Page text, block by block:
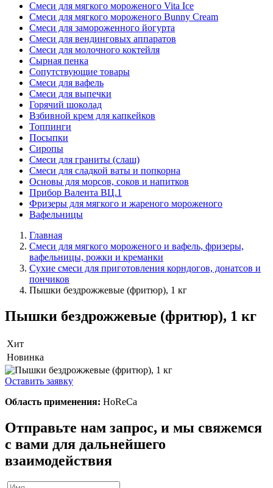
Смеси для мягкого мороженого Vita Ice
Смеси для мягкого мороженого Bunny Cream
Смеси для замороженного йогурта
Смеси для вендинговых аппаратов
Смеси для молочного коктейля
Сырная пенка
Сопутствующие товары
Смеси для вафель
Смеси для выпечки
Горячий шоколад
Взбивной крем для капкейков
Топпинги
Посыпки
Сиропы
Смеси для граниты (слаш)
Смеси для сладкой ваты и попкорна
Основы для морсов, соков и напитков
Прибор Валента ВЦ.1
Фризеры для мягкого и жареного мороженого
Вафельницы
Главная
Смеси для мягкого мороженого и вафель, фризеры,
вафельницы, рожки и креманки
Сухие смеси для приготовления корндогов, донатсов и
пончиков
Пышки бездрожжевые (фритюр), 1 кг
Пышки бездрожжевые (фритюр), 1 кг
Хит
Новинка
Оставить заявку
Область применения: HoReCa
Отправьте нам запрос, и мы свяжемся
с вами для дальнейшего
взаимодействия